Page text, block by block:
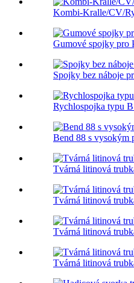
Kombi-Kralle/CV/
Gumové spojky pro
Spojky bez náboje
Rychlospojka typu
Bend 88 s vysokým
Tvárná litinová
Tvárná litinová
Tvárná litinová
Tvárná litinová